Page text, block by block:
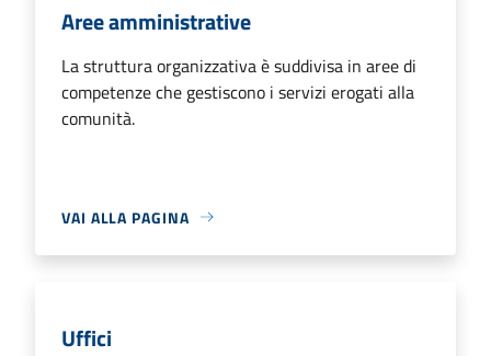
Aree amministrative
La struttura organizzativa è suddivisa in aree di
competenze che gestiscono i servizi erogati alla
comunità.
VAI ALLA PAGINA
Uffici